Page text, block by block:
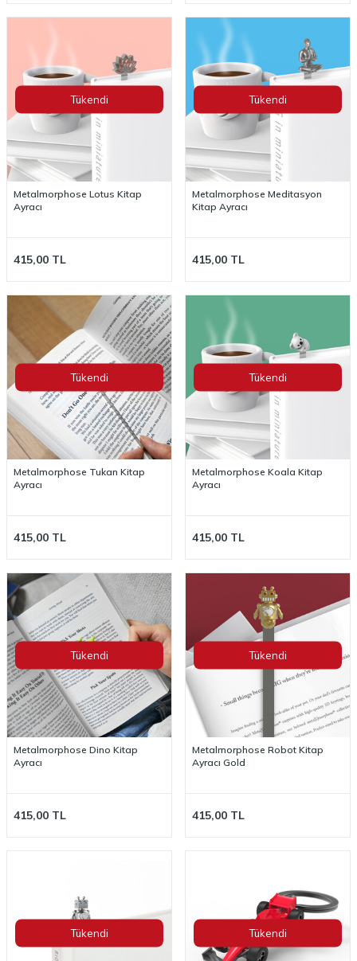
Tükendi
Metalmorphose Lotus Kitap
Ayracı
415,00 TL
Tükendi
Metalmorphose Meditasyon
Kitap Ayracı
415,00 TL
Tükendi
Metalmorphose Tukan Kitap
Ayracı
415,00 TL
Tükendi
Metalmorphose Koala Kitap
Ayracı
415,00 TL
Tükendi
Metalmorphose Dino Kitap
Ayracı
415,00 TL
Tükendi
Metalmorphose Robot Kitap
Ayracı Gold
415,00 TL
Tükendi Tükendi